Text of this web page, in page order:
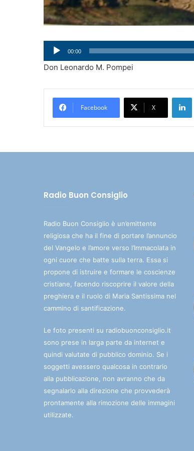
Audio
Player
00:00
Don Leonardo M. Pompei
Facebook X
Radio Buon Consiglio
Radio Buon Consiglio è un’emittente
religiosa che ha il fine di portare l’annuncio
del Vangelo e l’amore verso l’Immacolata in
ogni cuore che batte sulla terra. Essa si
propone di istruire e formare le coscienze
cristiane, facendo riscoprire il valore della
preghiera e il ruolo di Maria Santissima nel
cammino di santificazione.
Le foto presenti su radiobuonconsiglio.it
sono prese in larga parte da internet e
quindi valutate di pubblico dominio. Se i
soggetti avessero qualcosa in contrario
alla pubblicazione, non avranno che da
segnalarlo alla direzione che provvederà
prontamente alla rimozione delle immagini
utilizzate.